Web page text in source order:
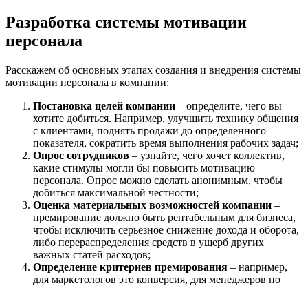
Разработка системы мотивации
персонала
Расскажем об основных этапах создания и внедрения системы
мотивации персонала в компании:
Постановка целей компании – определите, чего вы
хотите добиться. Например, улучшить технику общения
с клиентами, поднять продажи до определенного
показателя, сократить время выполнения рабочих задач;
Опрос сотрудников – узнайте, чего хочет коллектив,
какие стимулы могли бы повысить мотивацию
персонала. Опрос можно сделать анонимным, чтобы
добиться максимальной честности;
Оценка материальных возможностей компании –
премирование должно быть рентабельным для бизнеса,
чтобы исключить серьезное снижение дохода и оборота,
либо перераспределения средств в ущерб других
важных статей расходов;
Определение критериев премирования – например,
для маркетологов это конверсия, для менеджеров по